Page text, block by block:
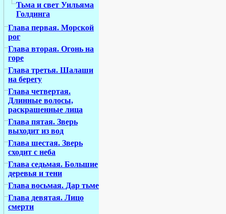
Тьма и свет Уильяма
Голдинга
Глава первая. Морской
рог
Глава вторая. Огонь на
горе
Глава третья. Шалаши
на берегу
Глава четвертая.
Длинные волосы,
раскрашенные лица
Глава пятая. Зверь
выходит из вод
Глава шестая. Зверь
сходит с неба
Глава седьмая. Большие
деревья и тени
Глава восьмая. Дар тьме
Глава девятая. Лицо
смерти